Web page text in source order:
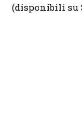
(disponibili su